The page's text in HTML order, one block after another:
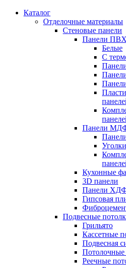
Каталог
Отделочные материалы
Стеновые панели
Панели ПВХ
Белые
С
Панели
Кухонные
3D панели
Панели
Гипсовая
Подвесные
Грильято
Кассетные
Подвесная
Потолочные
Реечные